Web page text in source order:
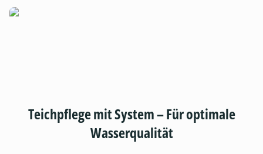
Teichpflege mit System – Für optimale
Wasserqualität